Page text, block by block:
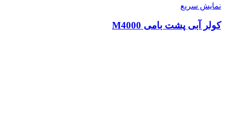
نمایش سریع
کولر آبی پشت بامی M4000